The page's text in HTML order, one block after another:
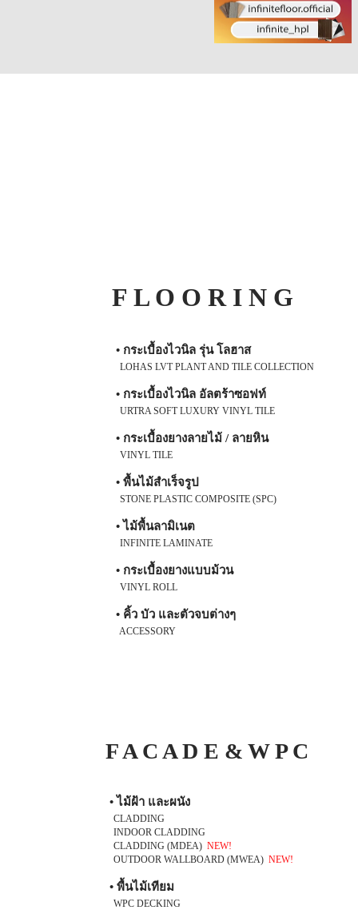
F L O O R I N G
• กระเบื้องไวนิล รุ่น โลฮาส
LOHAS LVT PLANT AND TILE COLLECTION
• กระเบื้องไวนิล อัลตร้าซอฟท์
URTRA SOFT LUXURY VINYL TILE
• กระเบื้องยางลายไม้ / ลายหิน
VINYL TILE
• พื้นไม้สำเร็จรูป
STONE PLASTIC COMPOSITE (SPC)
• ไม้พื้นลามิเนต
INFINITE LAMINATE
• กระเบื้องยางแบบม้วน
VINYL ROLL
• คิ้ว บัว และตัวจบต่างๆ
ACCESSORY
F A C A D E & W P C
• ไม้ฝ้า และผนัง
CLADDING
INDOOR CLADDING
CLADDING (MDEA) NEW!
OUTDOOR WALLBOARD (MWEA) NEW!
• พื้นไม้เทียม
WPC DECKING